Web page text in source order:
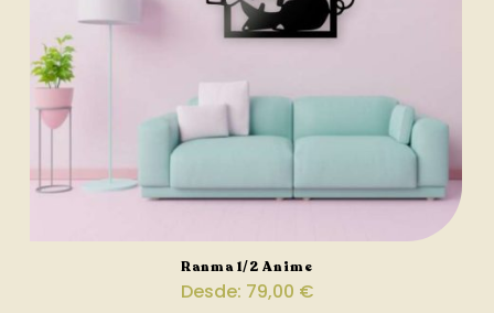
Ranma 1/2 Anime
Desde: 79,00 €